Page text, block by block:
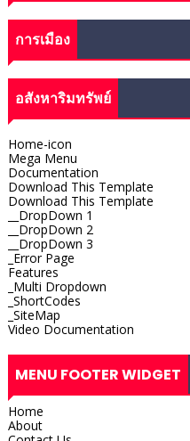
การเมือง
อสังหาริมทรัพย์
Home-icon
Mega Menu
Documentation
Download This Template
Download This Template
__DropDown 1
__DropDown 2
__DropDown 3
_Error Page
Features
_Multi Dropdown
_ShortCodes
_SiteMap
Video Documentation
MENU FOOTER WIDGET
Home
About